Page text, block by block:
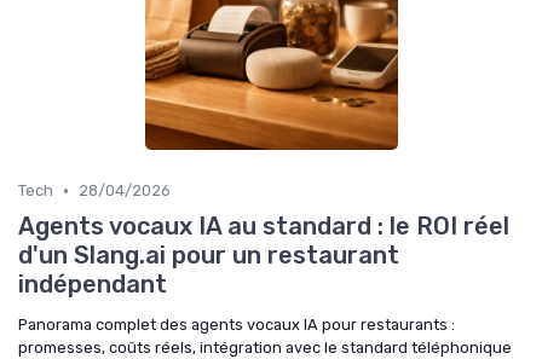
Tech • 28/04/2026
Agents vocaux IA au standard : le ROI réel
d'un Slang.ai pour un restaurant
indépendant
Panorama complet des agents vocaux IA pour restaurants :
promesses, coûts réels, intégration avec le standard téléphonique